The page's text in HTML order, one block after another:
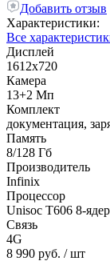
Добавить отзыв
Характеристики:
Все
Дисплей
1612x720
Камера
13+2 Мп
Комплект
документация,
Память
8/128 Гб
Производитель
Infinix
Процессор
Unisoc T606 8-
Связь
4G
8 990 руб. / шт